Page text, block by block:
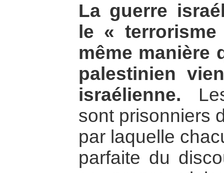
La guerre
le «
même manière
palestinien
israélienne.
sont prisonniers
par laquelle
parfaite du